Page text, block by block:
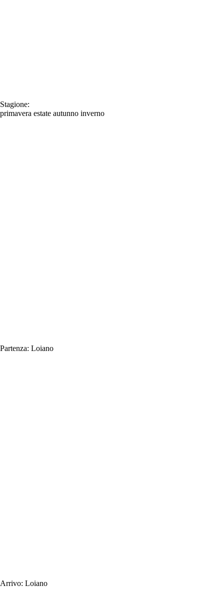
Stagione:
primavera estate autunno inverno
Partenza: Loiano
Arrivo: Loiano